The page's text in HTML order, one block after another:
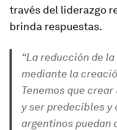
través del liderazgo
brinda respuestas.
“La reducción de
mediante la
Tenemos que
y ser predecibles y
argentinos puedan